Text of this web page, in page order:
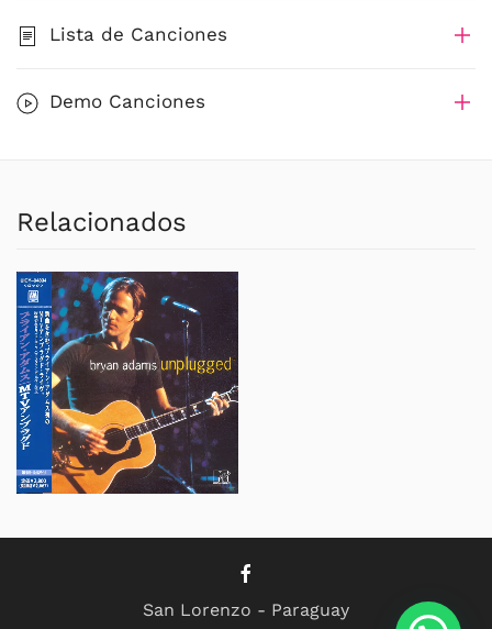
Lista de Canciones
Demo Canciones
Relacionados
San Lorenzo - Paraguay